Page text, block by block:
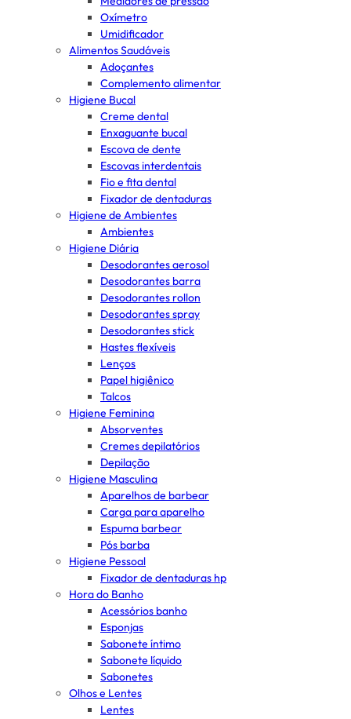
Oxímetro
Umidificador
Alimentos Saudáveis
Adoçantes
Complemento alimentar
Higiene Bucal
Creme dental
Enxaguante bucal
Escova de dente
Escovas interdentais
Fio e fita dental
Fixador de dentaduras
Higiene de Ambientes
Ambientes
Higiene Diária
Desodorantes aerosol
Desodorantes barra
Desodorantes rollon
Desodorantes spray
Desodorantes stick
Hastes flexíveis
Lenços
Papel higiênico
Talcos
Higiene Feminina
Absorventes
Cremes depilatórios
Depilação
Higiene Masculina
Aparelhos de barbear
Carga para aparelho
Espuma barbear
Pós barba
Higiene Pessoal
Fixador de dentaduras hp
Hora do Banho
Acessórios banho
Esponjas
Sabonete íntimo
Sabonete líquido
Sabonetes
Olhos e Lentes
Lentes